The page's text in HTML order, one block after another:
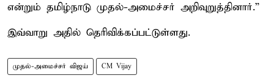
என்றும் தமிழ்நாடு முதல்-அமைச்சர் அறிவுறுத்தினார்.”
இவ்வாறு அதில் தெரிவிக்கப்பட்டுள்ளது.
முதல்-அமைச்சர் விஜய் CM Vijay